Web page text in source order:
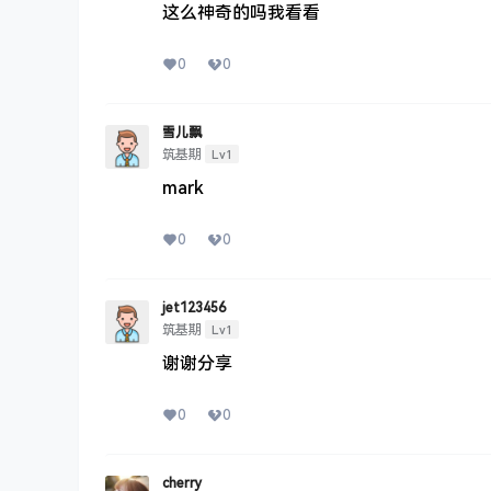
这么神奇的吗我看看
0 0
雪儿飘
筑基期
Lv1
mark
0 0
jet123456
筑基期
Lv1
谢谢分享
0 0
cherry